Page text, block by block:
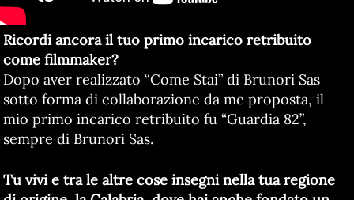
Ricordi ancora il tuo primo incarico retribuito
come filmmaker?
Dopo aver realizzato “Come Stai” di Brunori Sas
sotto forma di collaborazione da me proposta, il
mio primo incarico retribuito fu “Guardia 82”,
sempre di Brunori Sas.
Tu vivi e tra le altre cose insegni nella tua regione